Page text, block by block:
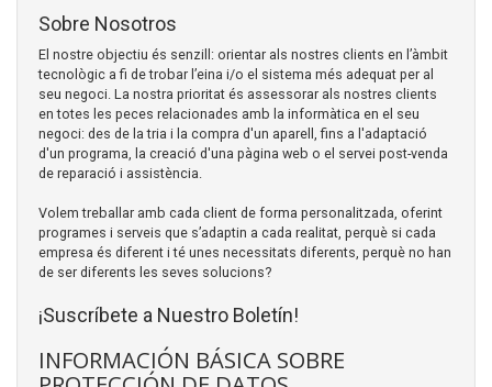
Sobre Nosotros
El nostre objectiu és senzill: orientar als nostres clients en l’àmbit
tecnològic a fi de trobar l’eina i/o el sistema més adequat per al
seu negoci. La nostra prioritat és assessorar als nostres clients
en totes les peces relacionades amb la informàtica en el seu
negoci: des de la tria i la compra d'un aparell, fins a l'adaptació
d'un programa, la creació d'una pàgina web o el servei post-venda
de reparació i assistència.
Volem treballar amb cada client de forma personalitzada, oferint
programes i serveis que s’adaptin a cada realitat, perquè si cada
empresa és diferent i té unes necessitats diferents, perquè no han
de ser diferents les seves solucions?
¡Suscríbete a Nuestro Boletín!
INFORMACIÓN BÁSICA SOBRE